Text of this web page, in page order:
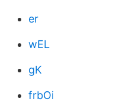
er
wEL
gK
frbOi